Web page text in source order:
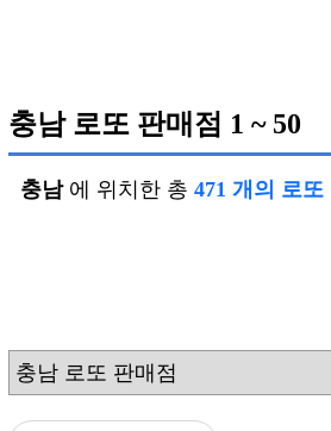
충남 로또 판매점 1 ~ 50
충남 에 위치한 총 471 개의 로또
충남 로또 판매점